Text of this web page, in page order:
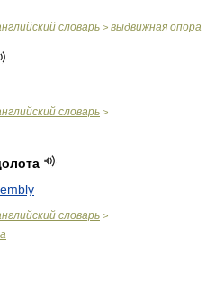
словарь > выдвижная опора
словарь >
словарь >